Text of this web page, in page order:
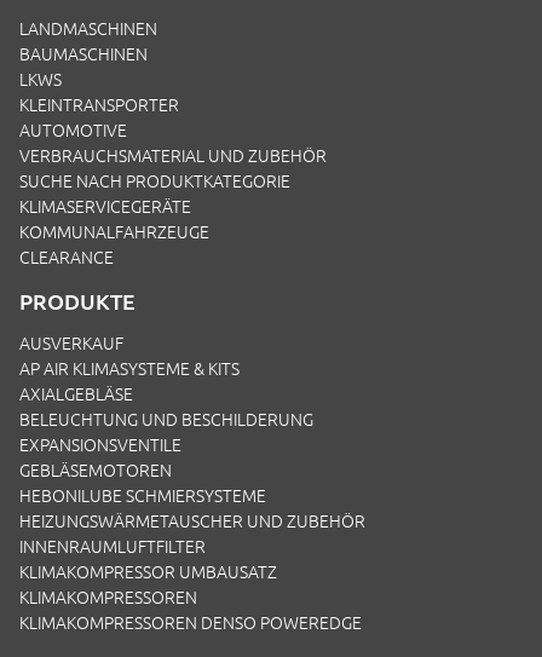
LANDMASCHINEN
BAUMASCHINEN
LKWS
KLEINTRANSPORTER
AUTOMOTIVE
VERBRAUCHSMATERIAL UND ZUBEHÖR
SUCHE NACH PRODUKTKATEGORIE
KLIMASERVICEGERÄTE
KOMMUNALFAHRZEUGE
CLEARANCE
PRODUKTE
AUSVERKAUF
AP AIR KLIMASYSTEME & KITS
AXIALGEBLÄSE
BELEUCHTUNG UND BESCHILDERUNG
EXPANSIONSVENTILE
GEBLÄSEMOTOREN
HEBONILUBE SCHMIERSYSTEME
HEIZUNGSWÄRMETAUSCHER UND ZUBEHÖR
INNENRAUMLUFTFILTER
KLIMAKOMPRESSOR UMBAUSATZ
KLIMAKOMPRESSOREN
KLIMAKOMPRESSOREN DENSO POWEREDGE